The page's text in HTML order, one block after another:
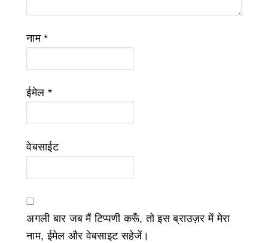
नाम*
ईमेल *
वेबसाईट
अगली बार जब मैं टिप्पणी करूँ, तो इस ब्राउज़र में मेरा
नाम, ईमेल और वेबसाइट सहेजें।